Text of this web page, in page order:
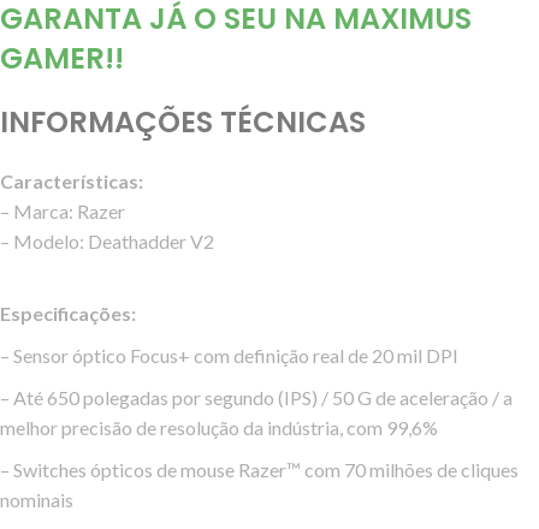
GARANTA JÁ O SEU NA MAXIMUS
GAMER!!
INFORMAÇÕES TÉCNICAS
Características:
– Marca: Razer
– Modelo: Deathadder V2
Especificações:
– Sensor óptico Focus+ com definição real de 20 mil DPI
– Até 650 polegadas por segundo (IPS) / 50 G de aceleração / a
melhor precisão de resolução da indústria, com 99,6%
– Switches ópticos de mouse Razer™ com 70 milhões de cliques
nominais